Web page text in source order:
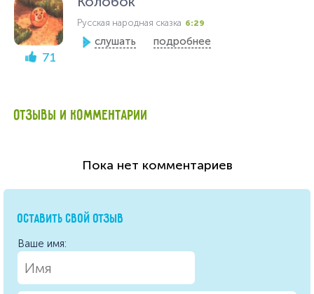
71
Русская народная сказка 6:29
слушать подробнее
ОТЗЫВЫ И КОММЕНТАРИИ
Пока нет комментариев
ОСТАВИТЬ СВОЙ ОТЗЫВ
Ваше имя: